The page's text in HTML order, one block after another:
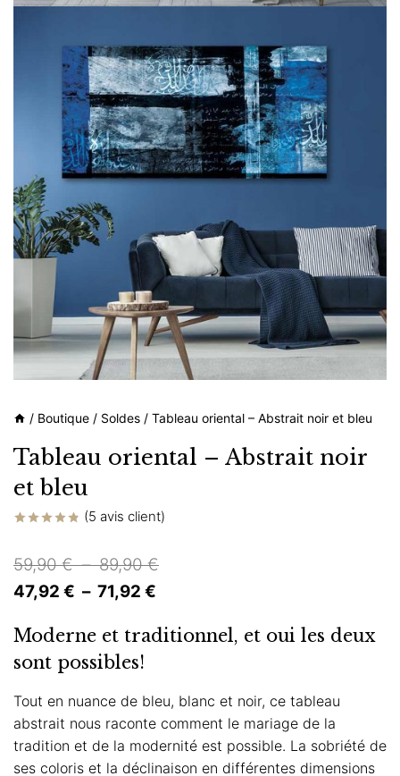
/ Boutique / Soldes / Tableau oriental – Abstrait noir et bleu
Tableau oriental – Abstrait noir
et bleu
sur
notations
client
(5 avis client)
59,90€ – 89,90€Plage
59,90 €
89,90 €
47,92 € – 71,92 €
prix :
à
71,92 €
Moderne et traditionnel, et oui les deux
sont possibles!
Tout en nuance de bleu, blanc et noir, ce tableau
abstrait nous raconte comment le mariage de la
tradition et de la modernité est possible. La sobriété de
ses coloris et la déclinaison en différentes dimensions